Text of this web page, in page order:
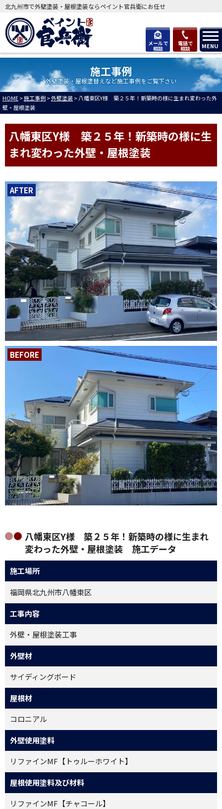
メールで
相談
電話で
相談 MENU
北九州市で外壁塗装・屋根塗装ならペイント官兵衛にお任せ
施工事例
外壁塗装・屋根塗替えなど施工事例をご覧下さい
HOME>施工事例>外壁塗装>八幡東区Y様 築２５年！新築時の様に生まれ変わった外
壁・屋根塗装
八幡東区Y様 築２５年！新築時の様に生
まれ変わった外壁・屋根塗装
AFTER
BEFORE
八幡東区Y様 築２５年！新築時の様に生まれ
変わった外壁・屋根塗装 施工データ
施工場所
福岡県北九州市八幡東区
工事内容
外壁・屋根塗装工事
外壁材
サイディングボード
屋根材
コロニアル
外壁使用塗料
リファインMF【トゥルーホワイト】
屋根使用塗料及び材料
リファインMF【チャコール】